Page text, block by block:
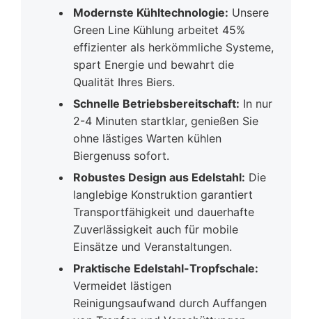
Modernste Kühltechnologie: Unsere
Green Line Kühlung arbeitet 45%
effizienter als herkömmliche Systeme,
spart Energie und bewahrt die
Qualität Ihres Biers.
Schnelle Betriebsbereitschaft: In nur
2-4 Minuten startklar, genießen Sie
ohne lästiges Warten kühlen
Biergenuss sofort.
Robustes Design aus Edelstahl: Die
langlebige Konstruktion garantiert
Transportfähigkeit und dauerhafte
Zuverlässigkeit auch für mobile
Einsätze und Veranstaltungen.
Praktische Edelstahl-Tropfschale:
Vermeidet lästigen
Reinigungsaufwand durch Auffangen